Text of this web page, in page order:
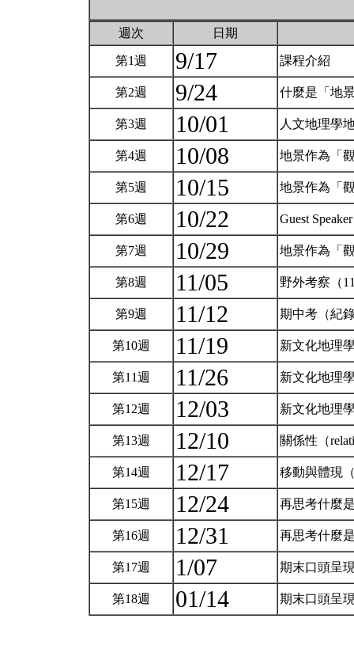
週次 日期
第1週 9/17 課程介紹
第2週 9/24 什麼是「地
第3週 10/01 人文地理學
第4週 10/08 地景作為「
第5週 10/15 地景作為「
第6週 10/22 Guest
第7週 10/29 地景作為「
第8週 11/05 野外考察（
第9週 11/12 期中考（紀
第10週 11/19 新文化地理
第11週 11/26 新文化地理
第12週 12/03 新文化地理
第13週 12/10 關係性（
第14週 12/17 移動與體現
第15週 12/24 再思考什麼
第16週 12/31 再思考什麼
第17週 1/07 期末口頭呈
第18週 01/14 期末口頭呈